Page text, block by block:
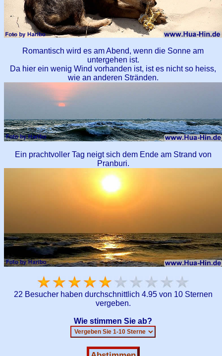
Romantisch wird es am Abend, wenn die Sonne am
untergehen ist.
Da hier ein wenig Wind vorhanden ist, ist es nicht so heiss,
wie an anderen Stränden.
Ein prachtvoller Tag neigt sich dem Ende am Strand von
Pranburi.
22 Besucher haben durchschnittlich 4.95 von 10 Sternen
vergeben.
Wie stimmen Sie ab?